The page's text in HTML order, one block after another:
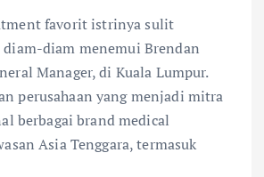
favorit istrinya sulit
diam menemui Brendan
Manager, di Kuala Lumpur.
perusahaan yang menjadi mitra
berbagai brand medical
Asia Tenggara, termasuk